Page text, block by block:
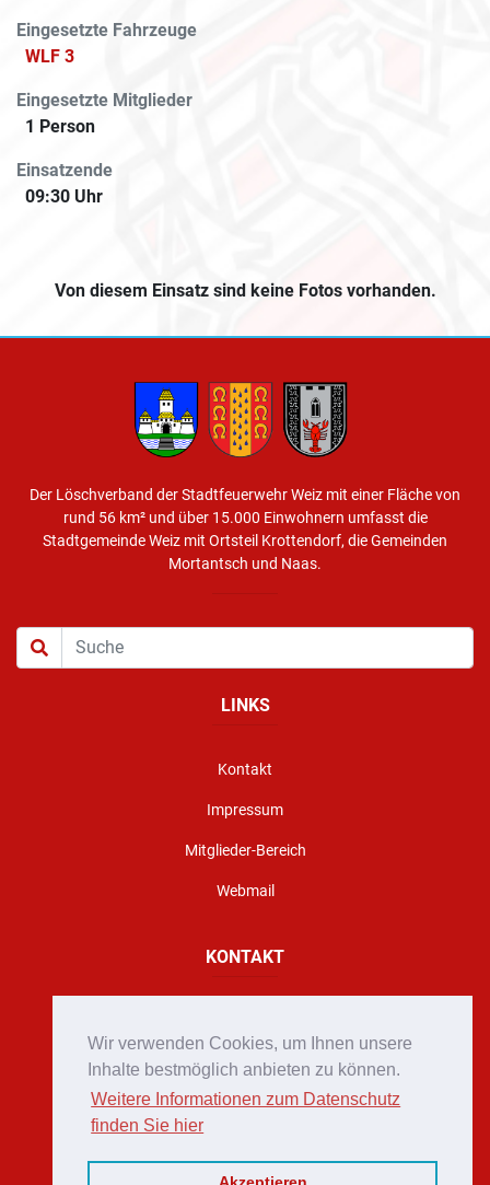
Wir verwenden Cookies, um Ihnen unsere
Inhalte bestmöglich anbieten zu können.
Weitere Informationen zum Datenschutz
finden Sie hier
Eingesetzte Fahrzeuge
WLF 3
Eingesetzte Mitglieder
1 Person
Einsatzende
09:30 Uhr
Von diesem Einsatz sind keine Fotos vorhanden.
Der Löschverband der Stadtfeuerwehr Weiz mit einer Fläche von
rund 56 km² und über 15.000 Einwohnern umfasst die
Stadtgemeinde Weiz mit Ortsteil Krottendorf, die Gemeinden
Mortantsch und Naas.
LINKS
Kontakt
Impressum
Mitglieder-Bereich
Webmail
KONTAKT
office@stadtfeuerwehr-weiz.at
Notruf 122